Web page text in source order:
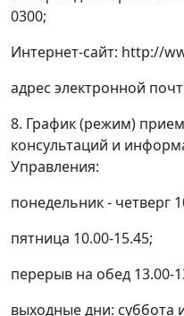
0300;
Интернет-сайт: http://
адрес электронной
8. График (режим)
консультаций и
Управления:
понедельник - четверг
пятница 10.00-15.45;
перерыв на обед 13.00-
выходные дни: суббота